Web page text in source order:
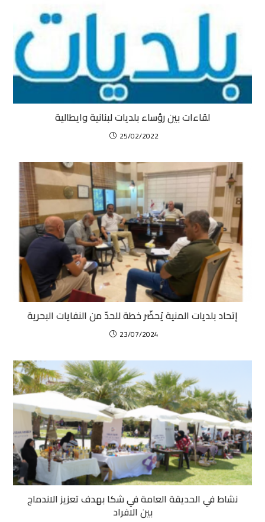
لقاءات بين رؤساء بلديات لبنانية وايطالية
25/02/2022
إتحاد بلديات المنية يُحضّر خطة للحدّ من النفايات البحرية
23/07/2024
نشاط في الحديقة العامة في شكا بهدف تعزيز الاندماج
بين الافراد